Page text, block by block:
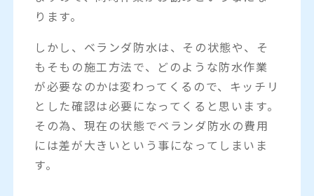
ります。
しかし、ベランダ防水は、その状態や、そ
もそもの施工方法で、どのような防水作業
が必要なのかは変わってくるので、キッチリ
とした確認は必要になってくると思います。
その為、現在の状態でベランダ防水の費用
には差が大きいという事になってしまいま
す。